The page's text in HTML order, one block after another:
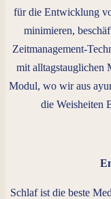
für die Entwicklung
minimieren,
Zeitmanagement-
mit alltagstauglichen
Modul, wo wir aus
die Weisheiten
Schlaf ist die beste